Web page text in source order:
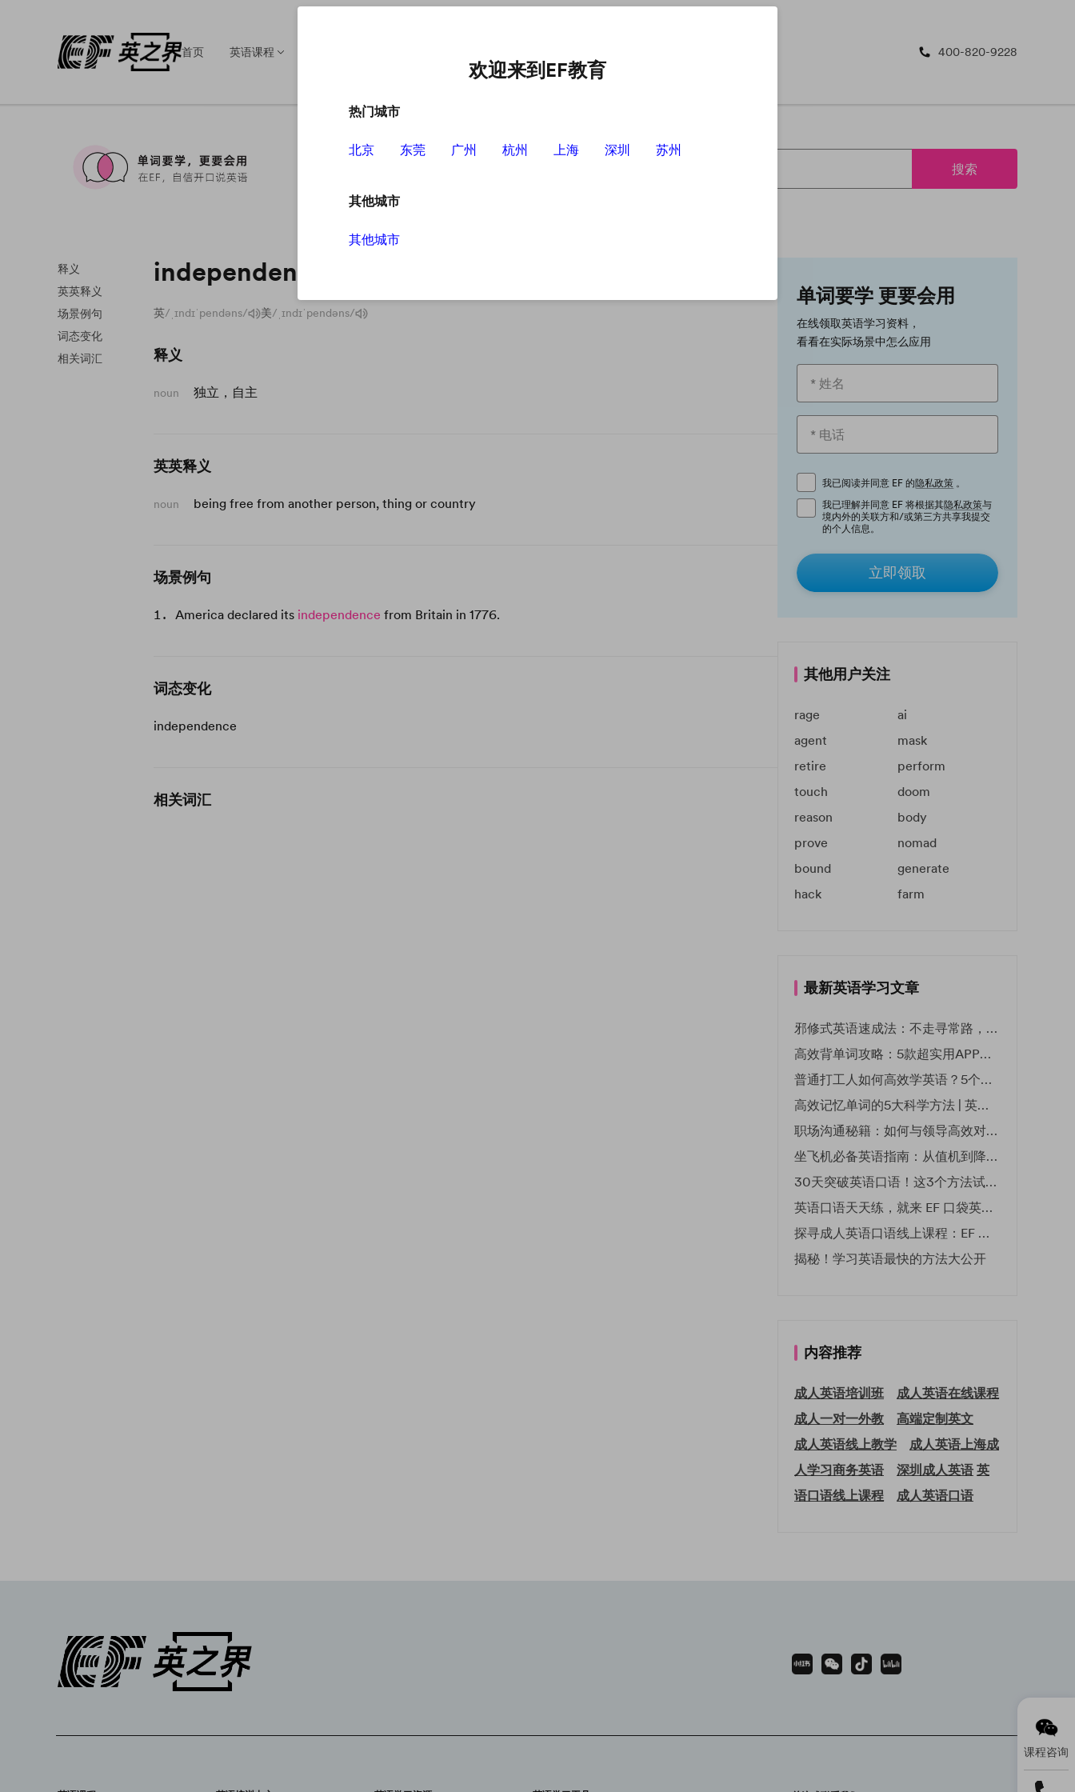
首页 英语课程 400-820-9228
搜索
释义
英英释义
场景例句
词态变化
相关词汇
independence
英/ˌɪndɪˈpendəns/ 美/ˌɪndɪˈpendəns/
释义
noun 独立，自主
英英释义
noun being free from another person, thing or country
场景例句
America declared its independence from Britain in 1776.
词态变化
independence
相关词汇
单词要学 更要会用
在线领取英语学习资料，
看看在实际场景中怎么应用
我已阅读并同意 EF 的隐私政策 。
我已理解并同意 EF 将根据其隐私政策与
境内外的关联方和/或第三方共享我提交
的个人信息。
立即领取
其他用户关注
rage
ai
agent
mask
retire
perform
touch
doom
reason
body
prove
nomad
bound
generate
hack
farm
最新英语学习文章
邪修式英语速成法：不走寻常路，英语战力狂飙！
高效背单词攻略：5款超实用APP推荐 | EF英孚教育
普通打工人如何高效学英语？5个实用技巧助你突破职场瓶颈
高效记忆单词的5大科学方法 | 英语学习必备技巧
职场沟通秘籍：如何与领导高效对话 | EF英孚职场指南
坐飞机必备英语指南：从值机到降落的全流程表达
30天突破英语口语！这3个方法试过的人都说有效
英语口语天天练，就来 EF 口袋英语微信小程序
探寻成人英语口语线上课程：EF 英孚教育凭什么领航
揭秘！学习英语最快的方法大公开
内容推荐
成人英语培训班
成人英语在线课程
成人一对一外教
高端定制英文
成人英语线上教学
成人英语上海成
人学习商务英语
深圳成人英语英
语口语线上课程
成人英语口语
课程咨询
欢迎来到EF教育
热门城市
北京 东莞 广州 杭州 上海 深圳 苏州
其他城市
其他城市